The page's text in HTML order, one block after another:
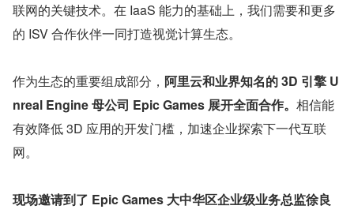
联网的关键技术。在 IaaS 能力的基础上，我们需要和更多
的 ISV 合作伙伴一同打造视觉计算生态。
作为生态的重要组成部分， 阿里云和业界知名的 3D 引擎 U
nreal Engine 母公司 Epic Games 展开全面合作。 相信能
有效降低 3D 应用的开发门槛，加速企业探索下一代互联
网。
现场邀请到了 Epic Games 大中华区企业级业务总监徐良